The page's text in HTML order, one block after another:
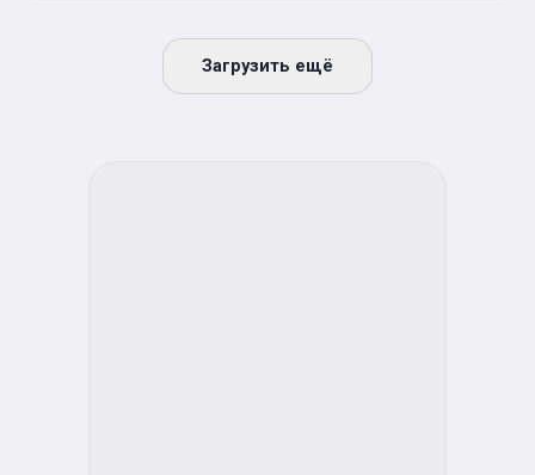
Загрузить ещё